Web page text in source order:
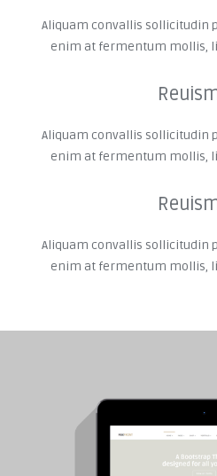
Aliquam convallis sollicitudin
enim at fermentum mollis,
Aliquam convallis sollicitudin
enim at fermentum mollis,
Aliquam convallis sollicitudin
enim at fermentum mollis,